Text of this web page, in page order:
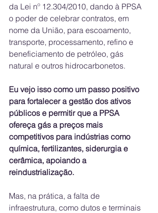
da Lei nº 12.304/2010, dando à PPSA
o poder de celebrar contratos, em
nome da União, para escoamento,
transporte, processamento, refino e
beneficiamento de petróleo, gás
natural e outros hidrocarbonetos.
Eu vejo isso como um passo positivo
para fortalecer a gestão dos ativos
públicos e permitir que a PPSA
ofereça gás a preços mais
competitivos para indústrias como
química, fertilizantes, siderurgia e
cerâmica, apoiando a
reindustrialização.
Mas, na prática, a falta de
infraestrutura, como dutos e terminais